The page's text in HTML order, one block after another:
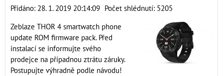
Přidáno: 28. 1. 2019 20:14:09 Počet shlédnutí: 5205
Zeblaze THOR 4 smartwatch phone
update ROM firmware pack. Před
instalací se informujte svého
prodejce na případnou ztrátu záruky.
Postupujte výhradně podle návodu!